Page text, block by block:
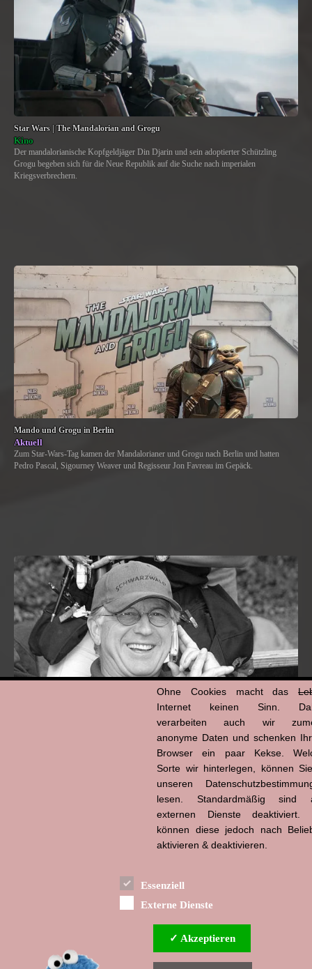
Star Wars | The Mandalorian and Grogu
Kino
Der mandalorianische Kopfgeldjäger Din Djarin und sein adoptierter Schützling
Grogu begeben sich für die Neue Republik auf die Suche nach imperialen
Kriegsverbrechern.
Mando und Grogu in Berlin
Aktuell
Zum Star-Wars-Tag kamen der Mandalorianer und Grogu nach Berlin und hatten
Pedro Pascal, Sigourney Weaver und Regisseur Jon Favreau im Gepäck.
Ohne Cookies macht das
Internet keinen Sinn.
verarbeiten auch wir
anonyme Daten und schenken
Browser ein paar Kekse.
Sorte wir hinterlegen, können
unseren
lesen. Standardmäßig sind
externen Dienste deaktiviert.
können diese jedoch nach
aktivieren & deaktivieren.
Essenziell
Externe Dienste
✓ Akzeptieren